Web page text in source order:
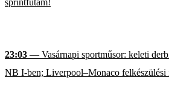
sprintfutam!
23:03 — Vasárnapi sportműsor: keleti
NB I-ben; Liverpool–Monaco felkészülési